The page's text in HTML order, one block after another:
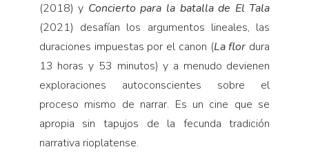
(2018) y Concierto para la batalla de El Tala
(2021) desafían los argumentos lineales, las
duraciones impuestas por el canon (La flor dura
13 horas y 53 minutos) y a menudo devienen
exploraciones autoconscientes sobre el
proceso mismo de narrar. Es un cine que se
apropia sin tapujos de la fecunda tradición
narrativa rioplatense.